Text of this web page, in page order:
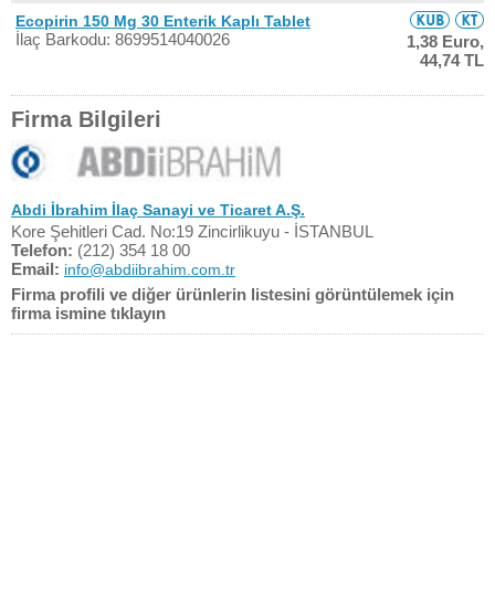
Ecopirin 150 Mg 30 Enterik Kaplı Tablet
İlaç Barkodu: 8699514040026
1,38 Euro,
44,74 TL
Firma Bilgileri
Abdi İbrahim İlaç Sanayi ve Ticaret A.Ş.
Kore Şehitleri Cad. No:19 Zincirlikuyu - İSTANBUL
Telefon: (212) 354 18 00
Email: info@abdiibrahim.com.tr
Firma profili ve diğer ürünlerin listesini görüntülemek için
firma ismine tıklayın